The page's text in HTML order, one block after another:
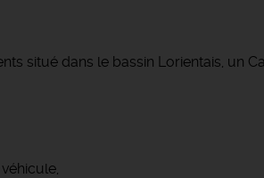
situé dans le bassin Lorientais, un